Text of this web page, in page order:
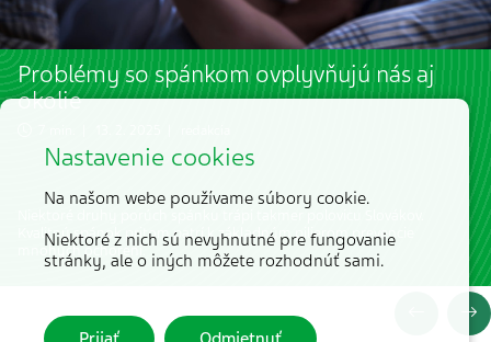
Problémy so spánkom ovplyvňujú nás aj
okolie
Kvalitný spánok pritom patrí k základným pilierom prevencie
mnohých ochorení.
Nastavenie cookies
Na našom webe používame súbory cookie.
Niektoré z nich sú nevyhnutné pre fungovanie
stránky, ale o iných môžete rozhodnúť sami.